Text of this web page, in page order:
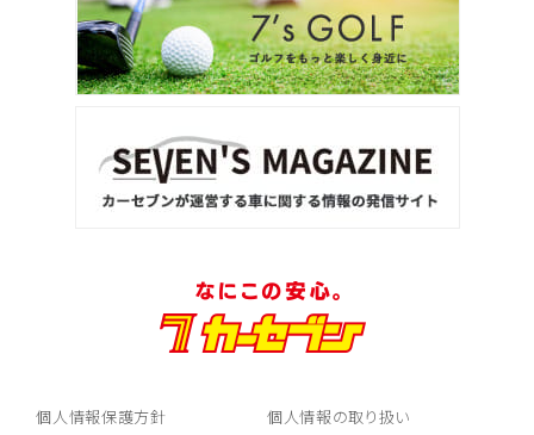
3位
ヴォクシー
1位
トヨタ
ヤリスクロス
個人情報保護方針 個人情報の取り扱い